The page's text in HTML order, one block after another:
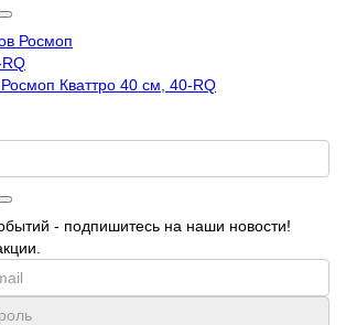
Кваттро 40 см, 40-RQ
- подпишитесь на наши новости!